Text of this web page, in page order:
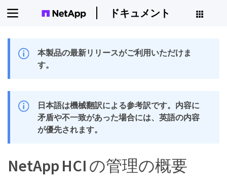
ドキュメント
本製品の最新リリースがご利用いただけま
す。
日本語は機械翻訳による参考訳です。内容に
矛盾や不一致があった場合には、英語の内容
が優先されます。
NetApp HCI の管理の概要